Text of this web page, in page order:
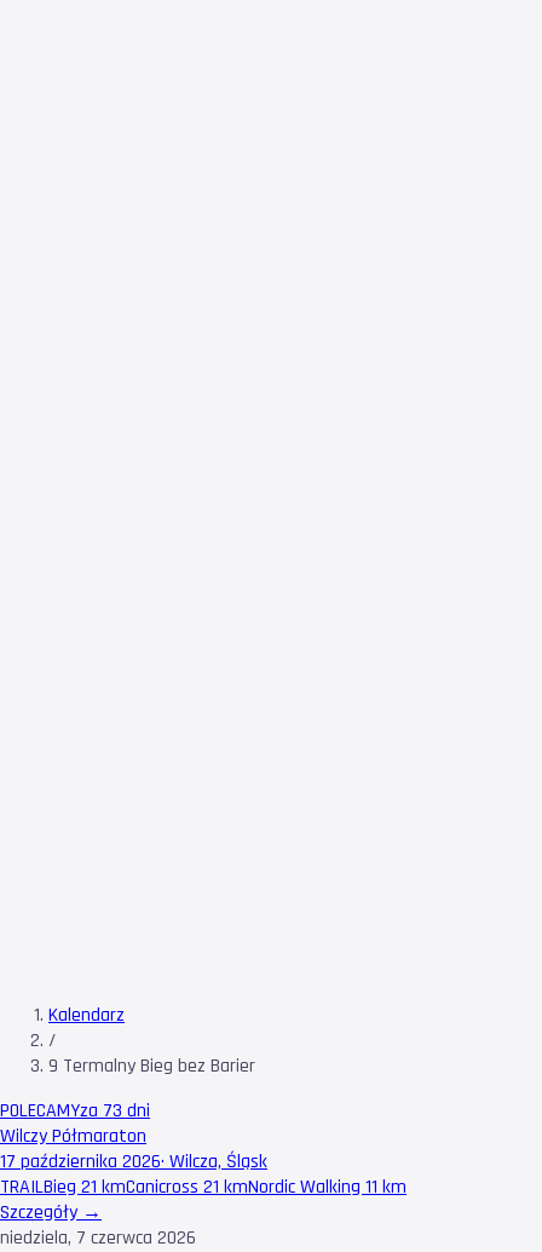
Kalendarz
/
9 Termalny Bieg bez Barier
POLECAMYza 73 dni
Wilczy Półmaraton
17 października 2026· Wilcza, Śląsk
TRAILBieg 21 kmCanicross 21 kmNordic Walking 11 km
Szczegóły →
niedziela, 7 czerwca 2026